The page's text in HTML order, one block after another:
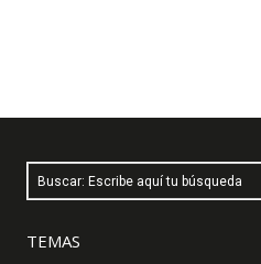
Buscar: Escribe aquí tu búsqueda
TEMAS